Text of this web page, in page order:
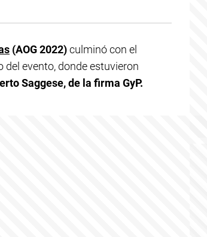
(AOG 2022)culminó con el
del evento, donde estuvieron
Saggese, de la firma GyP.